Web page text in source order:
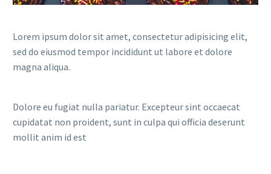
Lorem ipsum dolor sit amet, consectetur adipisicing elit,
sed do eiusmod tempor incididunt ut labore et dolore
magna aliqua.
Dolore eu fugiat nulla pariatur. Excepteur sint occaecat
cupidatat non proident, sunt in culpa qui officia deserunt
mollit anim id est